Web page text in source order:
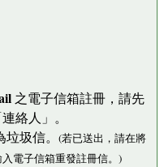
之電子信箱註冊，請先
絡人」。
圾信。 (若已送出，請在將
電子信箱重發註冊信。)